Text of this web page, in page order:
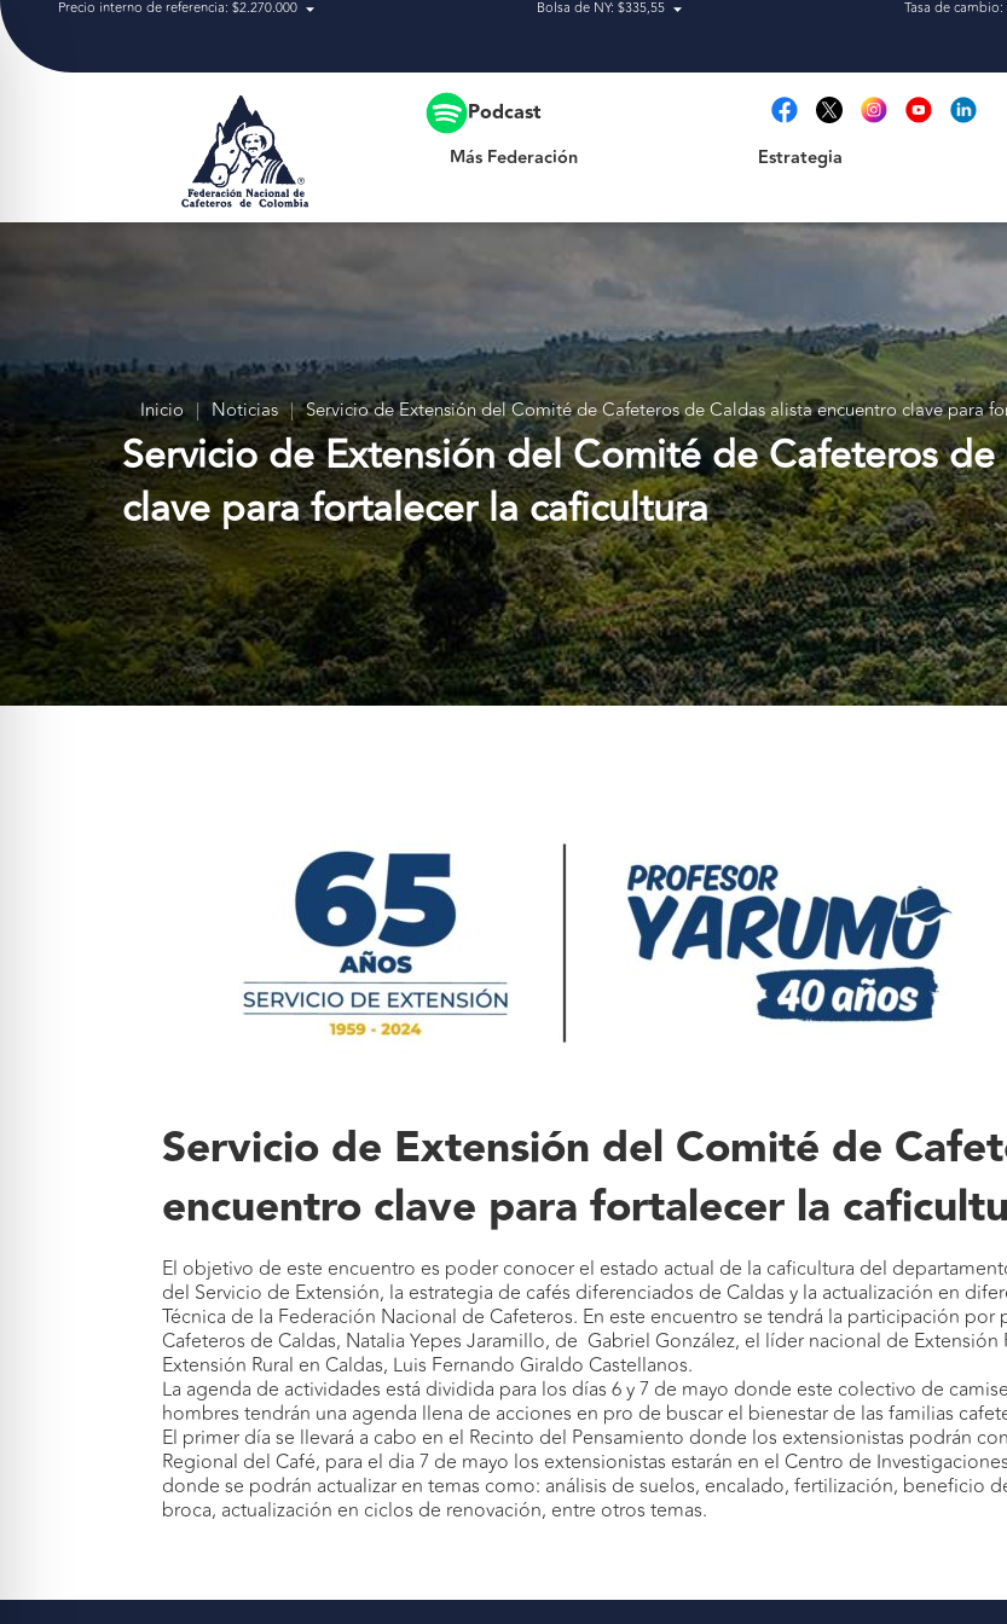
Precio interno de referencia: $2.270.000 Bolsa de NY: $335,55 Tasa de cambio:
Podcast
Más Federación Estrategia
Inicio | Noticias | Servicio de Extensión del Comité de Cafeteros de Caldas alista encuentro clave para
Servicio de Extensión del Comité de Cafeteros
clave para fortalecer la caficultura
Servicio de Extensión del Comité de
encuentro clave para fortalecer la
El objetivo de este encuentro es poder conocer el estado actual de la caficultura del
del Servicio de Extensión, la estrategia de cafés diferenciados de Caldas y la actualización en
Técnica de la Federación Nacional de Cafeteros. En este encuentro se tendrá la participación
Cafeteros de Caldas, Natalia Yepes Jaramillo, de Gabriel González, el líder nacional de
Extensión Rural en Caldas, Luis Fernando Giraldo Castellanos.
La agenda de actividades está dividida para los días 6 y 7 de mayo donde este colectivo de
hombres tendrán una agenda llena de acciones en pro de buscar el bienestar de las familias
El primer día se llevará a cabo en el Recinto del Pensamiento donde los extensionistas podrán
Regional del Café, para el dia 7 de mayo los extensionistas estarán en el Centro de
donde se podrán actualizar en temas como: análisis de suelos, encalado, fertilización, beneficio
broca, actualización en ciclos de renovación, entre otros temas.